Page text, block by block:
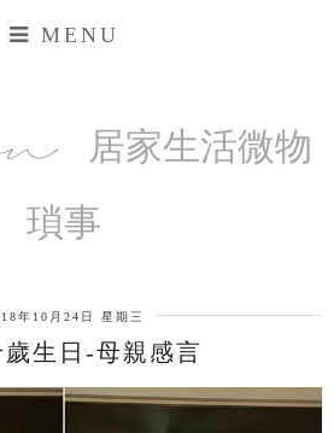
MENU
家生活微物
瑣事
年10月24日 星期三
歲生日-母親感言